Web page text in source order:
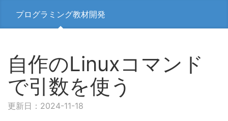
プログラミング教材開発
自作のLinuxコマンド
で引数を使う
更新日：2024-11-18